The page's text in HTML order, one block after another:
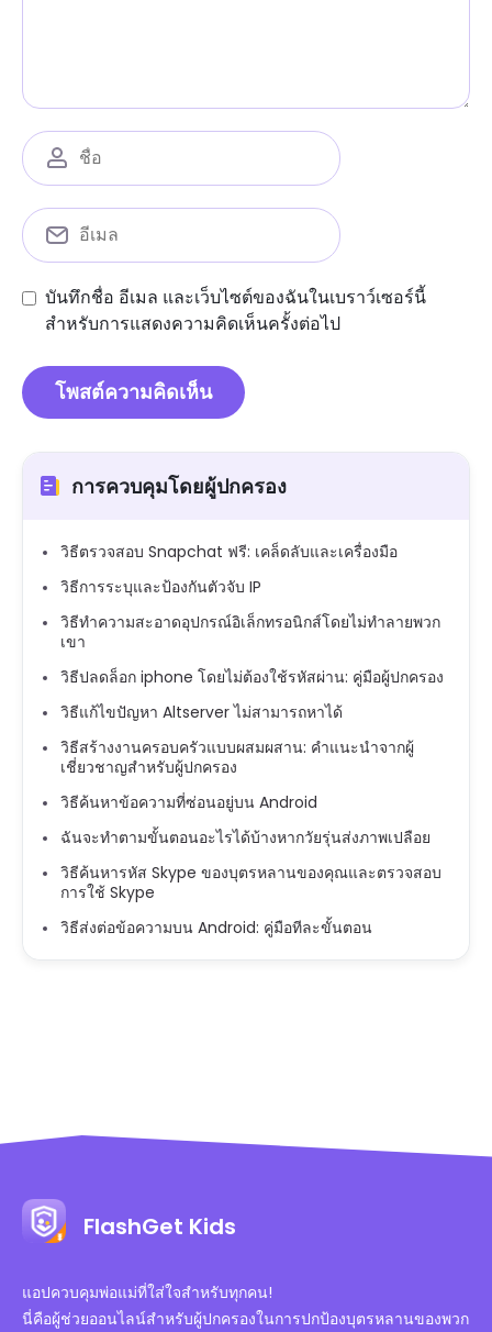
บันทึกชื่อ อีเมล และเว็บไซต์ของฉันในเบราว์เซอร์นี้
สำหรับการแสดงความคิดเห็นครั้งต่อไป
การควบคุมโดยผู้ปกครอง
วิธีตรวจสอบ Snapchat ฟรี: เคล็ดลับและเครื่องมือ
วิธีการระบุและป้องกันตัวจับ IP
วิธีทำความสะอาดอุปกรณ์อิเล็กทรอนิกส์โดยไม่ทำลายพวก
เขา
วิธีปลดล็อก iphone โดยไม่ต้องใช้รหัสผ่าน: คู่มือผู้ปกครอง
วิธีแก้ไขปัญหา Altserver ไม่สามารถหาได้
วิธีสร้างงานครอบครัวแบบผสมผสาน: คำแนะนำจากผู้
เชี่ยวชาญสำหรับผู้ปกครอง
วิธีค้นหาข้อความที่ซ่อนอยู่บน Android
ฉันจะทำตามขั้นตอนอะไรได้บ้างหากวัยรุ่นส่งภาพเปลือย
วิธีค้นหารหัส Skype ของบุตรหลานของคุณและตรวจสอบ
การใช้ Skype
วิธีส่งต่อข้อความบน Android: คู่มือทีละขั้นตอน
FlashGet Kids
แอปควบคุมพ่อแม่ที่ใส่ใจสำหรับทุกคน!
นี่คือผู้ช่วยออนไลน์สำหรับผู้ปกครองในการปกป้องบุตรหลานของพวก